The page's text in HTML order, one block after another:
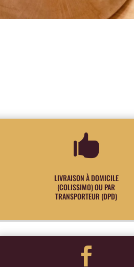

LIVRAISON À DOMICILE
(COLISSIMO) OU PAR
TRANSPORTEUR (DPD)
